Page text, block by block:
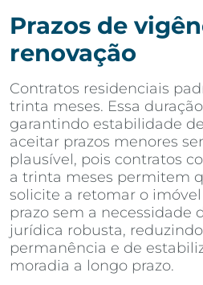
Prazos de
renovação
Contratos residenciais
trinta meses. Essa
garantindo estabilidade
aceitar prazos menores
plausível, pois contratos
a trinta meses permitem
solicite a retomar o
prazo sem a necessidade
jurídica robusta,
permanência e de
moradia a longo prazo.